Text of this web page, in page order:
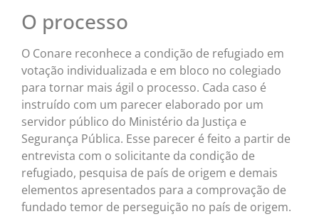
O processo
O Conare reconhece a condição de refugiado em
votação individualizada e em bloco no colegiado
para tornar mais ágil o processo. Cada caso é
instruído com um parecer elaborado por um
servidor público do Ministério da Justiça e
Segurança Pública. Esse parecer é feito a partir de
entrevista com o solicitante da condição de
refugiado, pesquisa de país de origem e demais
elementos apresentados para a comprovação de
fundado temor de perseguição no país de origem.